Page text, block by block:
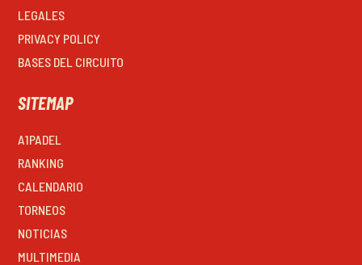
LEGALES
PRIVACY POLICY
BASES DEL CIRCUITO
SITEMAP
A1PADEL
RANKING
CALENDARIO
TORNEOS
NOTICIAS
MULTIMEDIA